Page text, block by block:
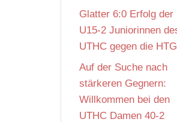
Glatter 6:0 Erfolg der
U15-2 Juniorinnen
UTHC gegen die HTG
Auf der Suche nach
stärkeren Gegnern:
Willkommen bei den
UTHC Damen 40-2